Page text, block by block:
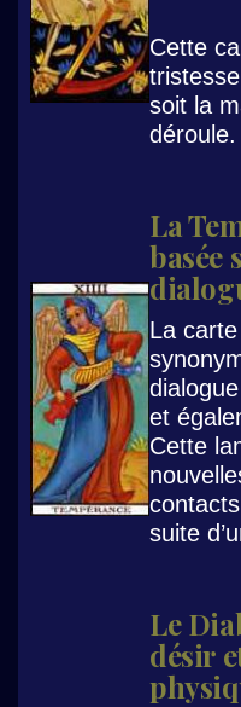
Cette
soit la
déroule.
La
basée
La
et
Cette
suite
Le
désir